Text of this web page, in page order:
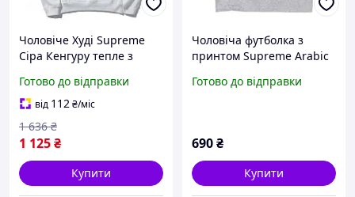
Чоловіче Худі Supreme
Сіра Кенгуру тепле з
культове зимове
HDSU020G
Готово до відправки
від 112₴/міс
1 125₴
1 636 ₴
Купити
Чоловіча футболка з
принтом Supreme Arabic
Готово до відправки
690₴
Купити